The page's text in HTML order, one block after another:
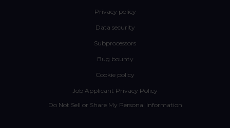
Privacy policy
Data security
Subprocessors
Bug bounty
Cookie policy
Job Applicant Privacy Policy
Do Not Sell or Share My Personal Information